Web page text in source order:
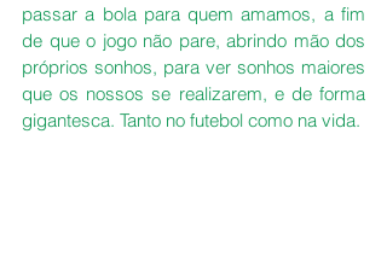
passar a bola para quem amamos, a fim
de que o jogo não pare, abrindo mão dos
próprios sonhos, para ver sonhos maiores
que os nossos se realizarem, e de forma
gigantesca. Tanto no futebol como na vida.